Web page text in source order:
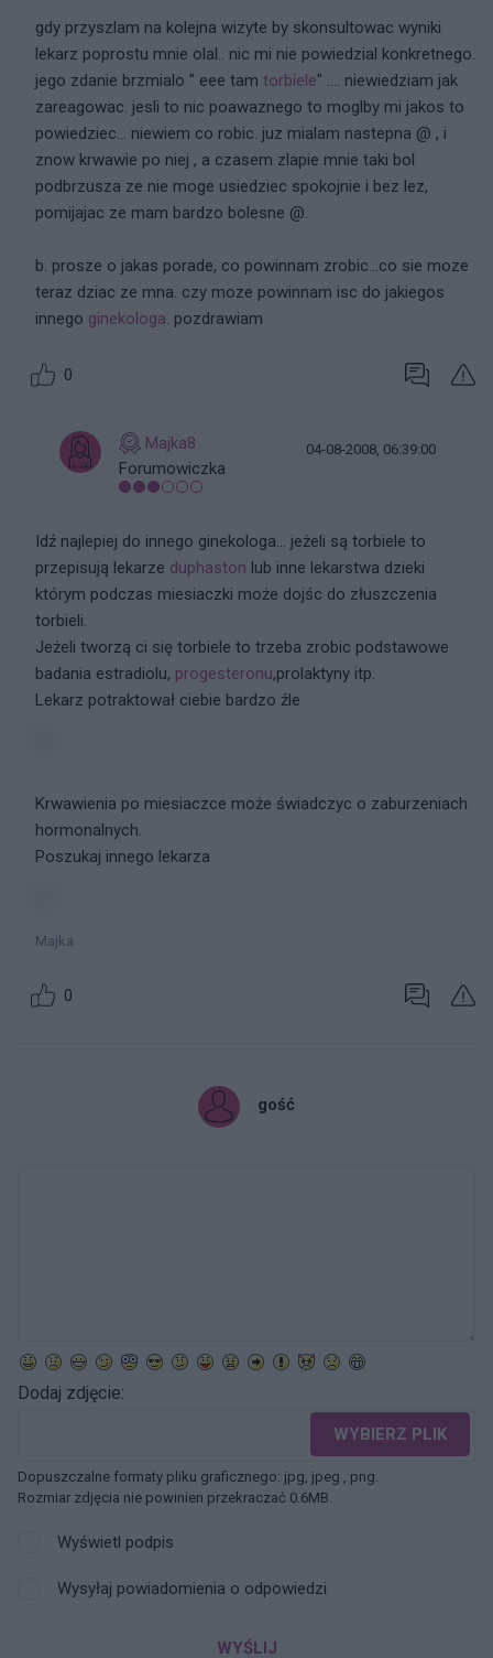
gdy przyszlam na kolejna wizyte by skonsultowac wyniki
lekarz poprostu mnie olal.. nic mi nie powiedzial konkretnego.
jego zdanie brzmialo " eee tam torbiele" .... niewiedziam jak
zareagowac. jesli to nic poawaznego to moglby mi jakos to
powiedziec... niewiem co robic. juz mialam nastepna @ , i
znow krwawie po niej , a czasem zlapie mnie taki bol
podbrzusza ze nie moge usiedziec spokojnie i bez lez,
pomijajac ze mam bardzo bolesne @.
b. prosze o jakas porade, co powinnam zrobic...co sie moze
teraz dziac ze mna. czy moze powinnam isc do jakiegos
innego ginekologa. pozdrawiam
0
Majka8
Forumowiczka
04-08-2008, 06:39:00
Idź najlepiej do innego ginekologa... jeżeli są torbiele to
przepisują lekarze duphaston lub inne lekarstwa dzieki
którym podczas miesiaczki może dojśc do złuszczenia
torbieli.
Jeżeli tworzą ci się torbiele to trzeba zrobic podstawowe
badania estradiolu, progesteronu,prolaktyny itp.
Lekarz potraktował ciebie bardzo źle
Krwawienia po miesiaczce może świadczyc o zaburzeniach
hormonalnych.
Poszukaj innego lekarza
Majka
0
gość
Dodaj zdjęcie:
WYBIERZ PLIK
Dopuszczalne formaty pliku graficznego: jpg, jpeg , png.
Rozmiar zdjęcia nie powinien przekraczać 0.6MB.
Wyświetl podpis
Wysyłaj powiadomienia o odpowiedzi
WYŚLIJ